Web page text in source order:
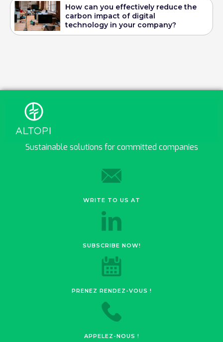
How can you effectively reduce the
carbon impact of digital
technology in your company?
Sustainable solutions for committed companies
WRITE TO US AT
SUBSCRIBE NOW!
PRENEZ RENDEZ-VOUS !
APPELEZ-NOUS !